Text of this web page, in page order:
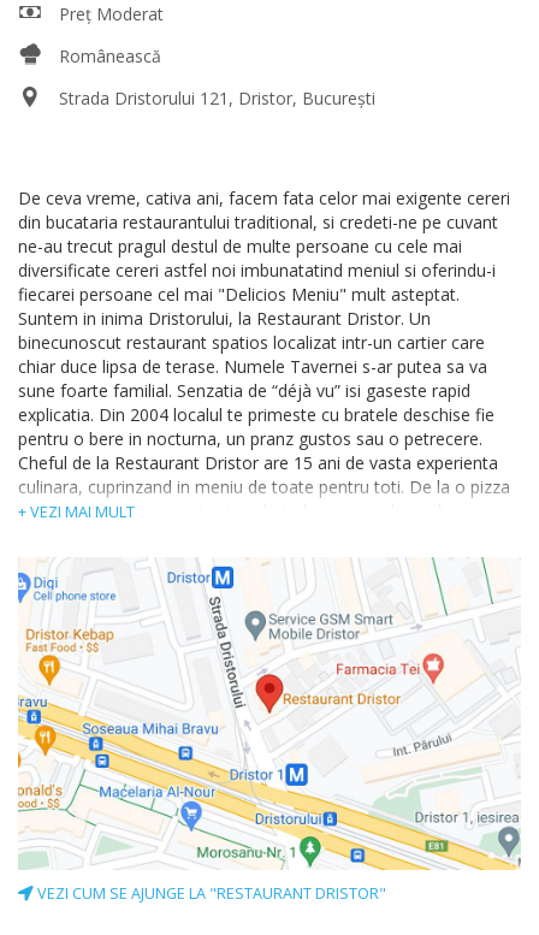
Preț Moderat
Românească
Strada Dristorului 121, Dristor, București
De ceva vreme, cativa ani, facem fata celor mai exigente cereri
din bucataria restaurantului traditional, si credeti-ne pe cuvant
ne-au trecut pragul destul de multe persoane cu cele mai
diversificate cereri astfel noi imbunatatind meniul si oferindu-i
fiecarei persoane cel mai "Delicios Meniu" mult asteptat.
Suntem in inima Dristorului, la Restaurant Dristor. Un
binecunoscut restaurant spatios localizat intr-un cartier care
chiar duce lipsa de terase. Numele Tavernei s-ar putea sa va
sune foarte familial. Senzatia de “déjà vu” isi gaseste rapid
explicatia. Din 2004 localul te primeste cu bratele deschise fie
pentru o bere in nocturna, un pranz gustos sau o petrecere.
Cheful de la Restaurant Dristor are 15 ani de vasta experienta
culinara, cuprinzand in meniu de toate pentru toti. De la o pizza
rumena, satioasa si cu toate cele trebuincioase la ciorbe, supe,
+ VEZI MAI MULT
VEZI CUM SE AJUNGE LA "RESTAURANT DRISTOR"